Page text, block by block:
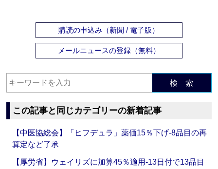
購読の申込み（新聞 / 電子版）
メールニュースの登録（無料）
検 索
この記事と同じカテゴリーの新着記事
【中医協総会】「ヒフデュラ」薬価15％下げ‐8品目の再
算定など了承
【厚労省】ウェイリズに加算45％適用‐13日付で13品目